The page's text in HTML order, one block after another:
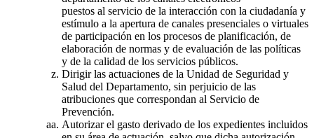
puestos al servicio de la interacción con la ciudadanía y
estímulo a la apertura de canales presenciales o virtuales
de participación en los procesos de planificación, de
elaboración de normas y de evaluación de las políticas
y de la calidad de los servicios públicos.
Dirigir las actuaciones de la Unidad de Seguridad y
Salud del Departamento, sin perjuicio de las
atribuciones que correspondan al Servicio de
Prevención.
Autorizar el gasto derivado de los expedientes incluidos